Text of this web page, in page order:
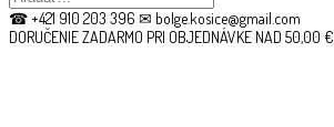
☎ +421 910 203 396 ✉ bolge.kosice@gmail.com
DORUČENIE ZADARMO PRI OBJEDNÁVKE NAD 50,00 €